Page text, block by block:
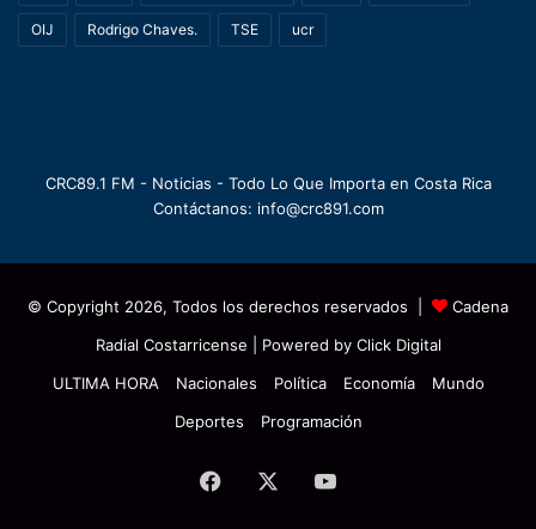
OIJ Rodrigo Chaves. TSE ucr
CRC89.1 FM - Noticias - Todo Lo Que Importa en Costa Rica
Contáctanos: info@crc891.com
© Copyright 2026, Todos los derechos reservados |
Cadena
Radial Costarricense | Powered by Click Digital
ULTIMA HORA
Nacionales Política Economía
Mundo
Deportes
Programación
Facebook